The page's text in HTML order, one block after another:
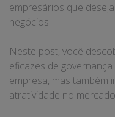
empresários que
negócios.
Neste post, você
eficazes de
empresa, mas também
atratividade no